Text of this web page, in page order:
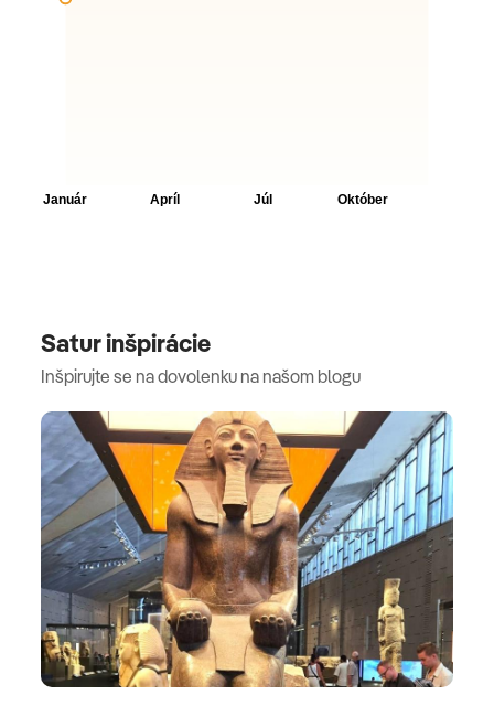
Satur inšpirácie
Inšpirujte se na dovolenku na našom blogu